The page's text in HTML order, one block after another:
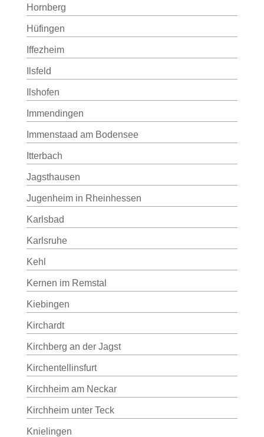
Hornberg
Hüfingen
Iffezheim
Ilsfeld
Ilshofen
Immendingen
Immenstaad am Bodensee
Itterbach
Jagsthausen
Jugenheim in Rheinhessen
Karlsbad
Karlsruhe
Kehl
Kernen im Remstal
Kiebingen
Kirchardt
Kirchberg an der Jagst
Kirchentellinsfurt
Kirchheim am Neckar
Kirchheim unter Teck
Knielingen